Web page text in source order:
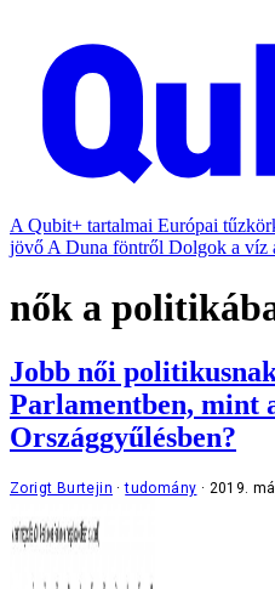
A Qubit+ tartalmai Európai
jövő A Duna föntről Dolgok a víz
nők a
Jobb női
Parlamentben, mint
Országgyűlésben?
Zorigt Burtejin tudomány 2019.